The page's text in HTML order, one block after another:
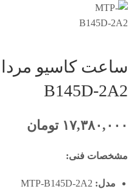
B145D-2A2
۱۷,۳۸۰,۰۰۰ تومان
مشخصات فنی:
مدل: